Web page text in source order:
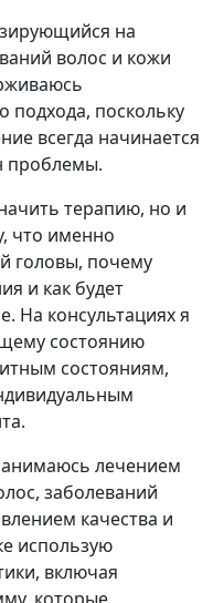
на
волос и кожи
подхода, поскольку
всегда начинается
проблемы.
терапию, но и
что именно
головы, почему
и как будет
На консультациях я
состоянию
состояниям,
лечением
заболеваний
качества и
использую
включая